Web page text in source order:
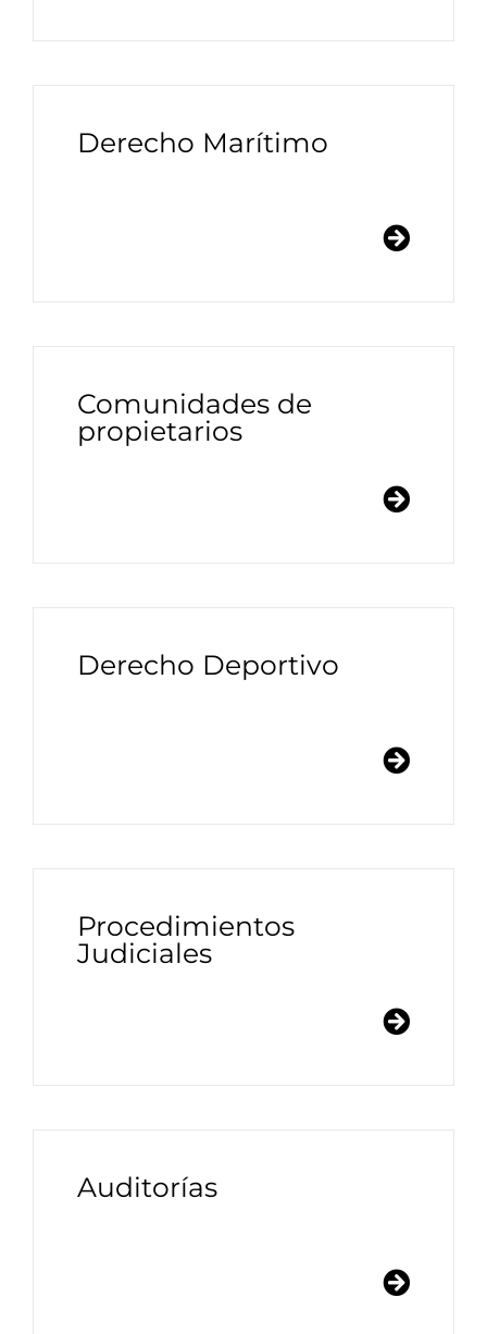
Derecho Marítimo
Comunidades de
propietarios
Derecho Deportivo
Procedimientos
Judiciales
Auditorías